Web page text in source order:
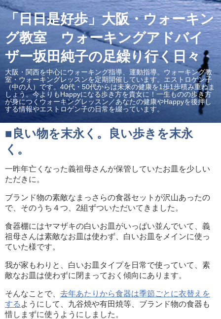
「日日是好歩」大阪・ウォーキン
グ教室 ウォーキングアドバイ
ザー坂田純子の足繰り行く日々
大阪・関西を中心にウォーキング指導、運動指導。ウォーキング教
室・ウォーキングレッスンを定期開催しています。エストロゲン子
（中の人）です。40代・50代からは未来の健康を1歩1歩積み重ねま
しょう。今よりもHappyになる歩き方を貴女に！一生ものの歩き方
が身につくウォーキングレッスン／あなたの健康やHappyを後押し
する情報やエストロゲン子の日常を綴っています。
■良い物を末永く。良い歩きを末永
く。
一昨年亡くなった義祖母さんが保管していたお皿を少しい
ただきに。
ブランド物の素敵なまっさらの食器セットが沢山あったの
で、そのうち４つ、2組ずついただいてきました。
食器棚にはヤマザキの白いお皿がいっぱい並んでいて、義
祖母さんは素敵なお皿は使わず、白いお皿をメインに使っ
ていた様です。
我が家もわりと、白いお皿タイプを日常で使っていて、素
敵なお皿は使わずに閉まっておく傾向にあります。
そんなことで、 去年あたりから食器は季節ごとに衣替えを
する ようにして、九谷焼や有田焼等、ブランド物の食器も
惜しまずに使うようにしました。